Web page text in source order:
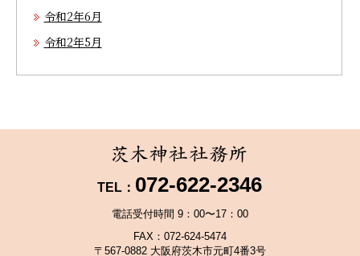
令和2年6月
令和2年5月
TEL： 072-622-2346
電話受付時間 9：00〜17：00
FAX：072-624-5474
〒567-0882 大阪府茨木市元町4番3号